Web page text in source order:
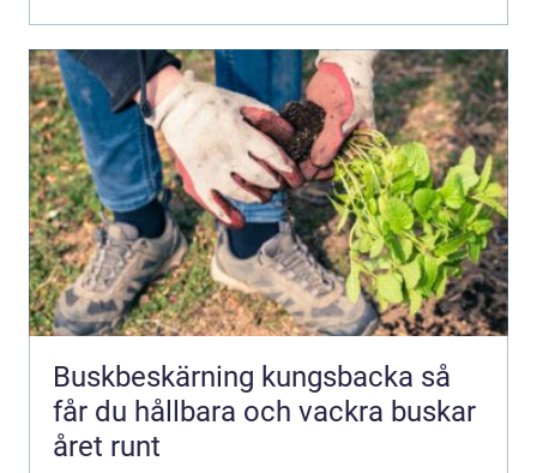
Buskbeskärning kungsbacka så
får du hållbara och vackra buskar
året runt